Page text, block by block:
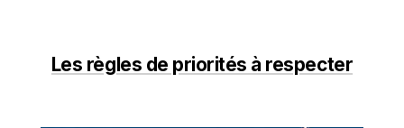
Les règles de priorités à respecter